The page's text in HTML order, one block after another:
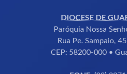
DIOCESE DE
Paróquia Nossa
Rua Pe. Sampaio,
CEP: 58200-000 •